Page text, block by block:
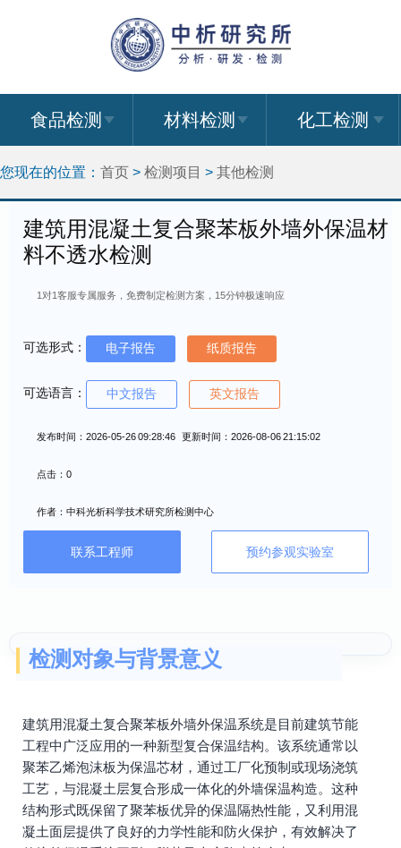
食品检测 材料检测 化工检测
您现在的位置： 首页 > 检测项目 > 其他检测
建筑用混凝土复合聚苯板外墙外保温材
料不透水检测
1对1客服专属服务，免费制定检测方案，15分钟极速响应
可选形式： 电子报告 纸质报告
可选语言： 中文报告 英文报告
发布时间：2026-05-26 09:28:46 更新时间：2026-08-06 21:15:02
点击：0
作者：中科光析科学技术研究所检测中心
联系工程师 预约参观实验室
检测对象与背景意义
建筑用混凝土复合聚苯板外墙外保温系统是目前建筑节能
工程中广泛应用的一种新型复合保温结构。该系统通常以
聚苯乙烯泡沫板为保温芯材，通过工厂化预制或现场浇筑
工艺，与混凝土层复合形成一体化的外墙保温构造。这种
结构形式既保留了聚苯板优异的保温隔热性能，又利用混
凝土面层提供了良好的力学性能和防火保护，有效解决了